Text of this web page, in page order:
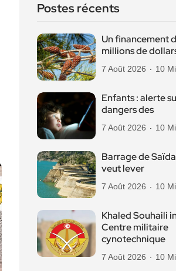
Postes récents
Un financement
millions de
7 Août 2026 10
Enfants : alerte
dangers des
7 Août 2026 10
Barrage de
veut lever
7 Août 2026 10
Khaled Souhaili
Centre militaire
cynotechnique
7 Août 2026 10